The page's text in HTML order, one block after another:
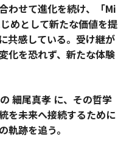
わせて進化を続け、「Mi
めとして新たな価値を提
共感している。受け継が
化を恐れず、新たな体験
細尾真孝 に、その哲学
を未来へ接続するために
軌跡を追う。